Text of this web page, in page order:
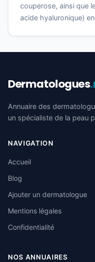
couperose, ainsi que
acide hyaluronique)
Dermatologues
Annuaire des
un spécialiste de la peau
NAVIGATION
Accueil
Blog
Ajouter un dermatologue
Mentions légales
Confidentialité
NOS ANNUAIRES